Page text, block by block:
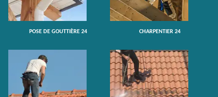
POSE DE GOUTTIÈRE 24 CHARPENTIER 24